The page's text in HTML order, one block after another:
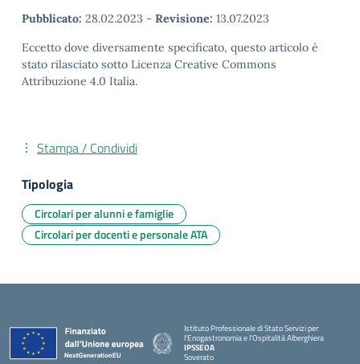
Pubblicato: 28.02.2023 - Revisione: 13.07.2023
Eccetto dove diversamente specificato, questo articolo è
stato rilasciato sotto Licenza Creative Commons
Attribuzione 4.0 Italia.
Stampa / Condividi
Tipologia
Circolari per alunni e famiglie
Circolari per docenti e personale ATA
Istituto Professionale di Stato Servizi per
l'Enogastronomia e l'Ospitalità Alberghiera
IPSSEOA
Soverato